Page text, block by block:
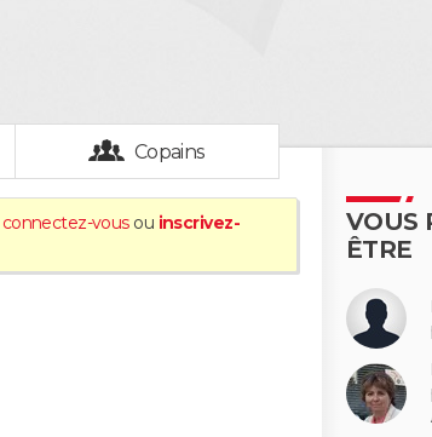
Copains
connectez-vousou inscrivez-
VOUS
ÊTRE